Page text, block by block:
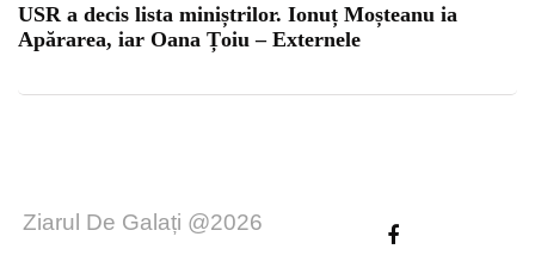
USR a decis lista miniștrilor. Ionuț Moșteanu ia
Apărarea, iar Oana Țoiu – Externele
Ziarul De Galați @2026